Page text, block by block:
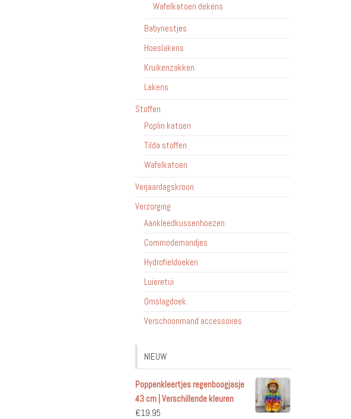
Wafelkatoen dekens
Babynestjes
Hoeslakens
Kruikenzakken
Lakens
Stoffen
Poplin katoen
Tilda stoffen
Wafelkatoen
Verjaardagskroon
Verzorging
Aankleedkussenhoezen
Commodemandjes
Hydrofieldoeken
Luieretui
Omslagdoek
Verschoonmand accessoires
NIEUW
Poppenkleertjes regenboogjasje
43 cm | Verschillende kleuren
€19.95